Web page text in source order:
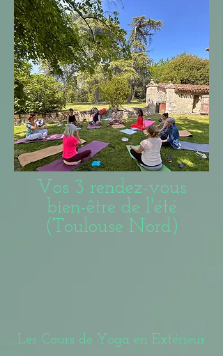
Vos 3 rendez-vous
bien-être de l'été
(Toulouse Nord)
Les Cours de Yoga en Extérieur